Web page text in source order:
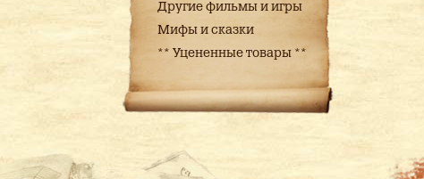
Другие фильмы и игры
Мифы и сказки
** Уцененные товары **